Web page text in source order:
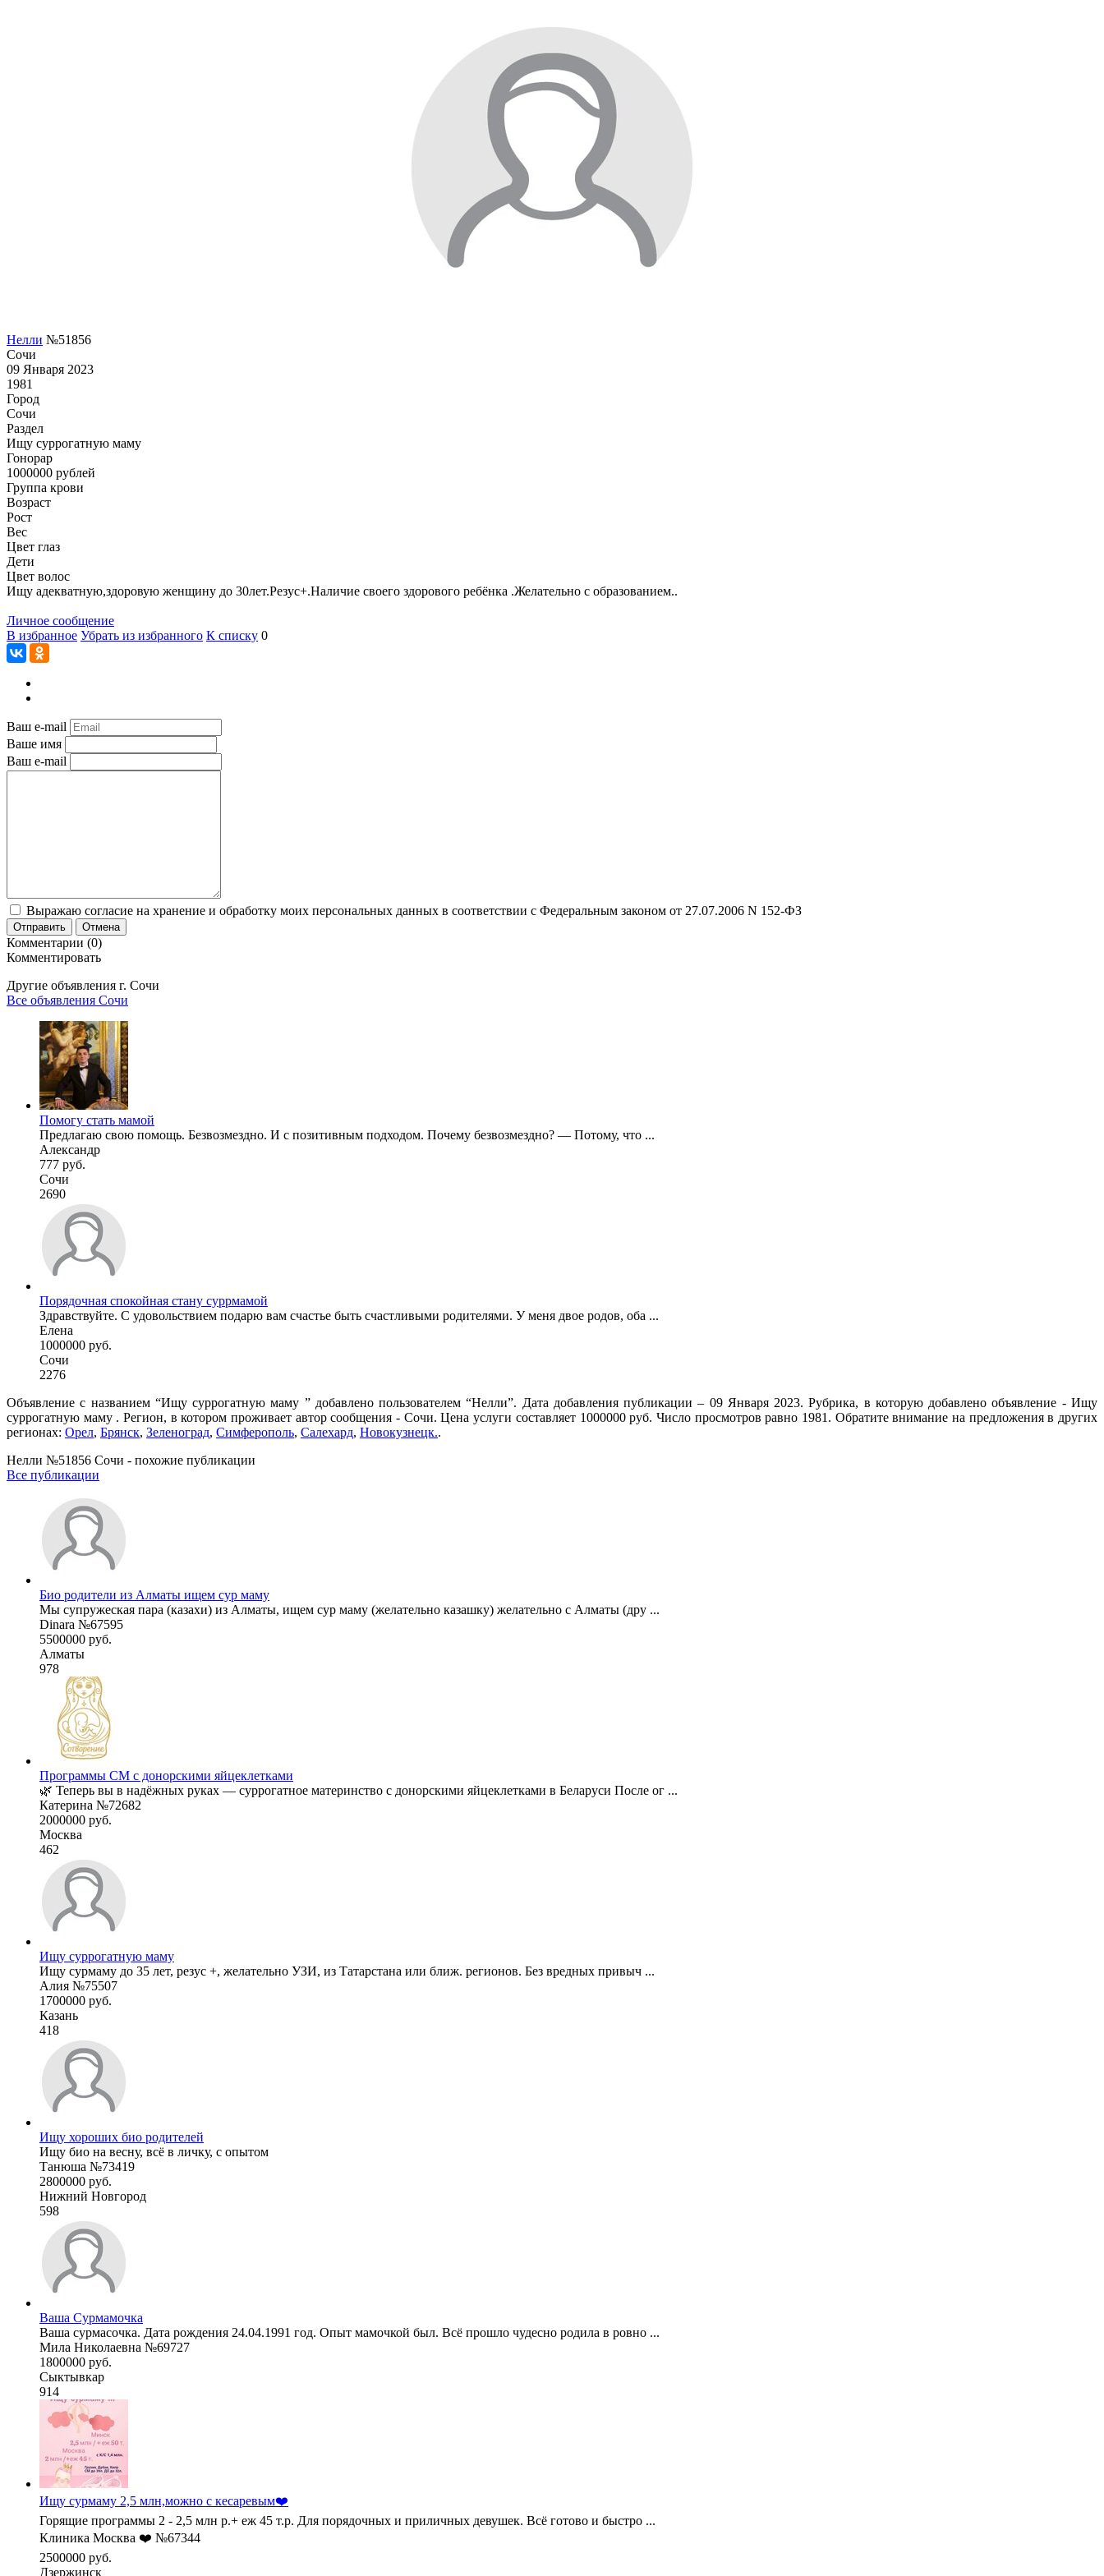
Нелли №51856
Сочи
09 Января 2023
1981
Город
Сочи
Раздел
Ищу суррогатную маму
Гонoрар
1000000 рублей
Группа крови
Возраст
Рост
Вес
Цвет глаз
Дети
Цвет волос
Ищу адекватную,здоровую женщину до 30лет.Резус+.Наличие своего здорового ребёнка .Желательно с образованием..
Личное сообщение
В избранное Убрать из избранного К списку 0
Ваш e-mail
Ваше имя
Ваш e-mail
Выражаю согласие на хранение и обработку моих персональных данных в соответствии с Федеральным законом от 27.07.2006 N 152-ФЗ
Отправить Отмена
Комментарии (0)
Комментировать
Другие объявления г. Сочи
Все объявления Сочи
Помогу стать мамой
Предлагаю свою помощь. Безвозмездно. И с позитивным подходом. Почему безвозмездно? — Потому, что ...
Александр
777 руб.
Сочи
2690
Порядочная спокойная стану суррмамой
Здравствуйте. С удовольствием подарю вам счастье быть счастливыми родителями. У меня двое родов, оба ...
Елена
1000000 руб.
Сочи
2276
Объявление с названием “Ищу суррогатную маму ” добавлено пользователем “Нелли”. Дата добавления публикации – 09 Января 2023. Рубрика, в которую добавлено объявление - Ищу
суррогатную маму . Регион, в котором проживает автор сообщения - Сочи. Цена услуги составляет 1000000 руб. Число просмотров равно 1981. Обратите внимание на предложения в других
регионах: Орел, Брянск, Зеленоград, Симферополь, Салехард, Новокузнецк..
Нелли №51856 Сочи - похожие публикации
Все публикации
Био родители из Алматы ищем сур маму
Мы супружеская пара (казахи) из Алматы, ищем сур маму (желательно казашку) желательно с Алматы (дру ...
Dinara №67595
5500000 руб.
Алматы
978
Программы СМ с донорскими яйцеклетками
🌿 Теперь вы в надёжных руках — суррогатное материнство с донорскими яйцеклетками в Беларуси После ог ...
Катерина №72682
2000000 руб.
Москва
462
Ищу суррогатную маму
Ищу сурмаму до 35 лет, резус +, желательно УЗИ, из Татарстана или ближ. регионов. Без вредных привыч ...
Алия №75507
1700000 руб.
Казань
418
Ищу хороших био родителей
Ищу био на весну, всё в личку, с опытом
Танюша №73419
2800000 руб.
Нижний Новгород
598
Ваша Сурмамочка
Ваша сурмасочка. Дата рождения 24.04.1991 год. Опыт мамочкой был. Всё прошло чудесно родила в ровно ...
Мила Николаевна №69727
1800000 руб.
Сыктывкар
914
Ищу сурмаму 2,5 млн,можно с кесаревым❤️
Горящие программы 2 - 2,5 млн р.+ еж 45 т.р. Для порядочных и приличных девушек. Всё готово и быстро ...
Клиника Москва ❤️ №67344
2500000 руб.
Дзержинск